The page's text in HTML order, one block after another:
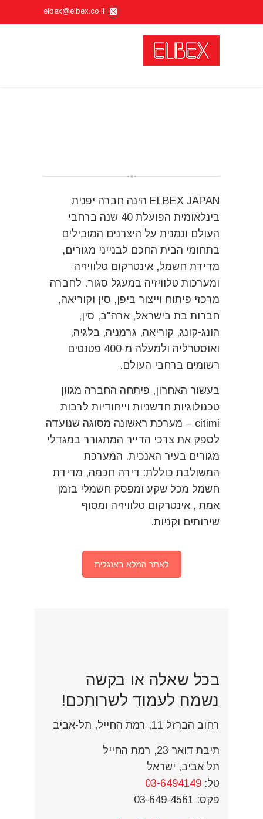
ELBEX JAPAN הינה חברה יפנית
בינלאומית הפועלת 40 שנה ברחבי
העולם ונמנית על היצרנים המובילים
בתחומי הבית החכם לבנייני מגורים,
מדידת חשמל, אינטרקום טלוויזיה
ומערכות טלוויזיה במעגל סגור. לחברה
מרכזי פיתוח וייצור ביפן, סין וקוריאה,
חברות בת בישראל, ארה"ב, סין,
הונג-קונג, קוריאה, גרמניה, בלגיה,
ואוסטרליה ולמעלה מ-400 פטנטים
רשומים ברחבי העולם.
בעשור‬ האחרון, פיתחה החברה מגוון
טכנולוגיות חדשניות וייחודיות לרבות
‬citimi – מערכת ‬ראשונה מסוגה שנועדה‬
לספק‬ את‬‬ צרכי‬ הדייר המתגורר במגדלי
מגורים בעיר האנכית. המערכת
המשולבת כוללת: ‬דירה חכמה, מדידת‬
חשמל מכל שקע ומפסק חשמלי‬ בזמן‬
אמת , אינטרקום טלוויזיה ומסוף
שירותים וקניות.
לאתר המלא באנגלית
בכל שאלה או בקשה
נשמח לעמוד לשרותכם!
רחוב הברזל 11, רמת החייל, תל-אביב
תיבת דואר 23, רמת החייל
תל אביב, ישראל
טל: 03-6494149
פקס: 03-649-4561